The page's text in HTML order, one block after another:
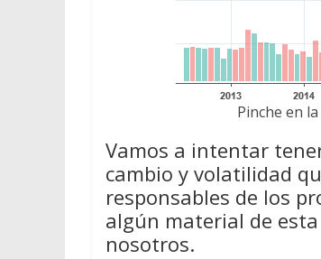
Pinche en
Vamos a intentar
cambio y volatilidad
responsables de los
algún material de
nosotros.